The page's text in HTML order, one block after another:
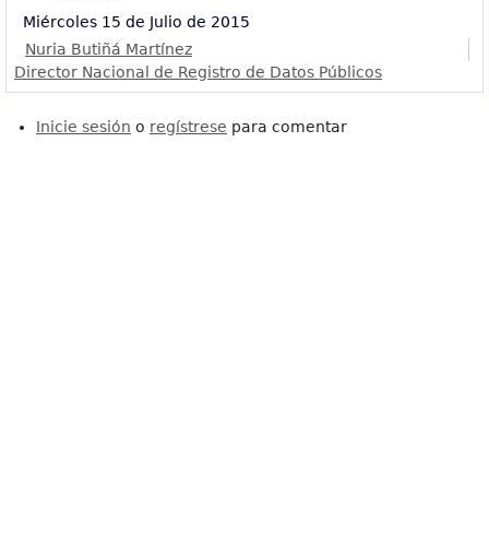
Miércoles 15 de Julio de 2015
Nuria Butiñá Martínez
Director Nacional de Registro de Datos Públicos
Inicie sesión o regístrese para comentar